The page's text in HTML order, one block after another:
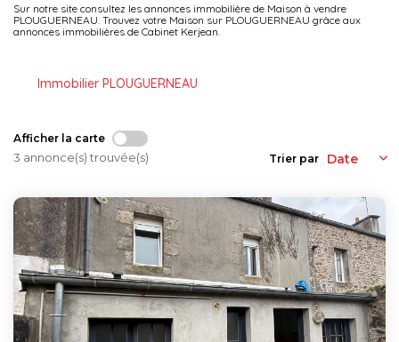
Sur notre site consultez les annonces immobilière de Maison à vendre
PLOUGUERNEAU. Trouvez votre Maison sur PLOUGUERNEAU grâce aux
annonces immobilières de Cabinet Kerjean.
Immobilier PLOUGUERNEAU
Afficher la carte
3 annonce(s) trouvée(s) Trier par